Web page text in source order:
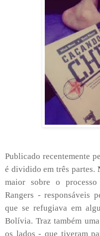
Publicado recentemente
é dividido em três partes.
maior sobre o
Rangers - responsáveis
que se refugiava em
Bolívia. Traz também
os lados - que tiveram